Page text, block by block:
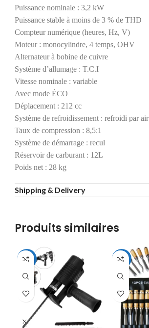
Puissance nominale : 3,2 kW
Puissance stable à moins de 3 % de THD
Compteur numérique (heures, Hz, V)
Moteur : monocylindre, 4 temps, OHV
Alternateur à bobine de cuivre
Système d’allumage : T.C.I
Vitesse nominale : variable
Avec mode ÉCO
Déplacement : 212 cc
Système de refroidissement : refroidi par air
Taux de compression : 8,5:1
Système de démarrage : recul
Réservoir de carburant : 12L
Poids net : 28 kg
Shipping & Delivery
Produits similaires
-44% -19%